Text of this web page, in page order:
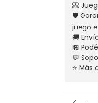
📀
🛡️
juego
🚚
🏪
💬
⭐ Más